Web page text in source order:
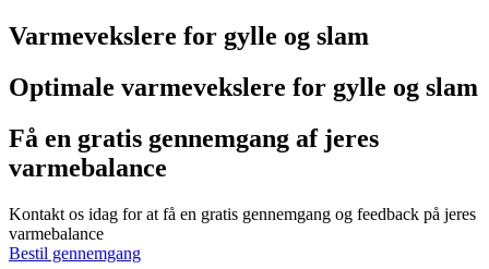
Varmevekslere for gylle og slam
Optimale varmevekslere for gylle og slam
Få en gratis gennemgang af jeres
varmebalance
Kontakt os idag for at få en gratis gennemgang og feedback på jeres
varmebalance
Bestil gennemgang